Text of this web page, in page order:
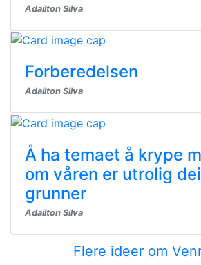
Adailton Silva
Forberedelsen
Adailton Silva
Å ha temaet å krype
om våren er utrolig
grunner
Adailton Silva
Flere ideer om